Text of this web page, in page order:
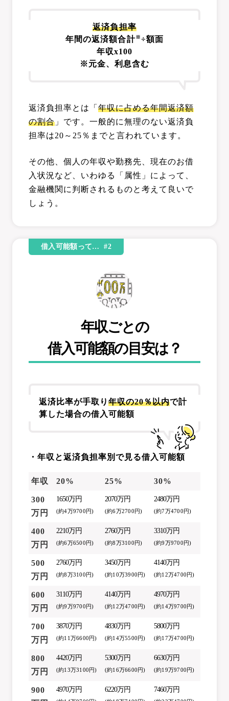
返済負担率
年間の返済額合計※÷額面
年収x100
※元金、利息含む
返済負担率とは「年収に占める年間返済額
の割合 」です。一般的に無理のない返済負
担率は20～25％までと言われています。
その他、個人の年収や勤務先、現在のお借
入状況など、いわゆる「属性」によって、
金融機関に判断されるものと考えて良いで
しょう。
借入可能額って… #2
年収ごとの
借入可能額の目安は？
返済比率が手取り年収の20％以内で計
算した場合の借入可能額
・年収と返済負担率別で見る借入可能額
年収 20% 25% 30%
300
万円
1650万円
(約4万9700円)
2070万円
(約6万2700円)
2480万円
(約7万4700円)
400
万円
2210万円
(約6万6500円)
2760万円
(約8万3100円)
3310万円
(約9万9700円)
500
万円
2760万円
(約8万3100円)
3450万円
(約10万3900円)
4140万円
(約12万4700円)
600
万円
3110万円
(約9万9700円)
4140万円
(約12万4700円)
4970万円
(約14万9700円)
700
万円
3870万円
(約11万6600円)
4830万円
(約14万5500円)
5800万円
(約17万4700円)
800
万円
4420万円
(約13万3100円)
5300万円
(約16万6600円)
6630万円
(約19万9700円)
900
4970万円 6220万円 7460万円